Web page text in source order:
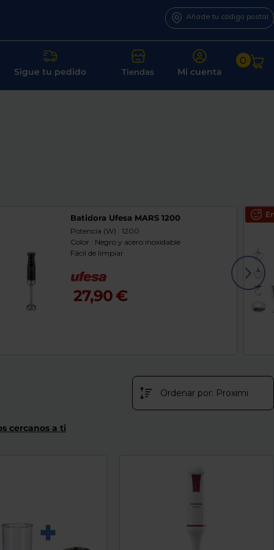
Añade tu código postal
Sigue tu pedido Tiendas Mi cuenta
0
Batidora Ufesa MARS 1200
Potencia (W) : 1200
Color : Negro y acero inoxidable
Fácil de limpiar
27,90 €
cercanos a ti